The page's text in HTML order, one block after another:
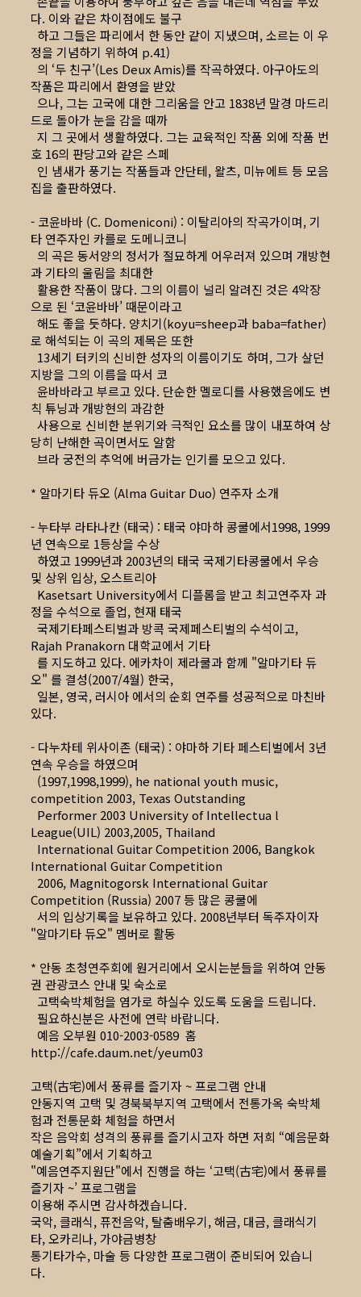
다. 이와 같은 차이점에도 불구
하고 그들은 파리에서 한 동안 같이 지냈으며, 소르는 이 우
정을 기념하기 위하여 p.41)
의 ‘두 친구’(Les Deux Amis)를 작곡하였다. 아구아도의
작품은 파리에서 환영을 받았
으나, 그는 고국에 대한 그리움을 안고 1838년 말경 마드리
드로 돌아가 눈을 감을 때까
지 그 곳에서 생활하였다. 그는 교육적인 작품 외에 작품 번
호 16의 판당고와 같은 스페
인 냄새가 풍기는 작품들과 안단테, 왈츠, 미뉴에트 등 모음
집을 출판하였다.
- 코윤바바 (C. Domeniconi) : 이탈리아의 작곡가이며, 기
타 연주자인 카를로 도메니코니
의 곡은 동서양의 정서가 절묘하게 어우러져 있으며 개방현
과 기타의 울림을 최대한
활용한 작품이 많다. 그의 이름이 널리 알려진 것은 4악장
으로 된 ‘코윤바바’ 때문이라고
해도 좋을 듯하다. 양치기(koyu=sheep과 baba=father)
로 해석되는 이 곡의 제목은 또한
13세기 터키의 신비한 성자의 이름이기도 하며, 그가 살던
지방을 그의 이름을 따서 코
윤바바라고 부르고 있다. 단순한 멜로디를 사용했음에도 변
칙 튜닝과 개방현의 과감한
사용으로 신비한 분위기와 극적인 요소를 많이 내포하여 상
당히 난해한 곡이면서도 알함
브라 궁전의 추억에 버금가는 인기를 모으고 있다.
* 알마기타 듀오 (Alma Guitar Duo) 연주자 소개
- 누타부 라타나칸 (태국) : 태국 야마하 콩쿨에서1998, 1999
년 연속으로 1등상을 수상
하였고 1999년과 2003년의 태국 국제기타콩쿨에서 우승
및 상위 입상, 오스트리아
Kasetsart University에서 디플롬을 받고 최고연주자 과
정을 수석으로 졸업, 현재 태국
국제기타페스티벌과 방콕 국제페스티벌의 수석이고,
Rajah Pranakorn 대학교에서 기타
를 지도하고 있다. 에카차이 제라쿨과 함께 "알마기타 듀
오" 를 결성(2007/4월) 한국,
일본, 영국, 러시아 에서의 순회 연주를 성공적으로 마친바
있다.
- 다누차테 위사이존 (태국) : 야마하 기타 페스티벌에서 3년
연속 우승을 하였으며
(1997,1998,1999), he national youth music,
competition 2003, Texas Outstanding
Performer 2003 University of Intellectua l
League(UIL) 2003,2005, Thailand
International Guitar Competition 2006, Bangkok
International Guitar Competition
2006, Magnitogorsk International Guitar
Competition (Russia) 2007 등 많은 콩쿨에
서의 입상기록을 보유하고 있다. 2008년부터 독주자이자
"알마기타 듀오" 멤버로 활동
* 안동 초청연주회에 원거리에서 오시는분들을 위하여 안동
권 관광코스 안내 및 숙소로
고택숙박체험을 염가로 하실수 있도록 도움을 드립니다.
필요하신분은 사전에 연락 바랍니다.
예음 오부원 010-2003-0589 홈
http://cafe.daum.net/yeum03
고택(古宅)에서 풍류를 즐기자 ~ 프로그램 안내
안동지역 고택 및 경북북부지역 고택에서 전통가옥 숙박체
험과 전통문화 체험을 하면서
작은 음악회 성격의 풍류를 즐기시고자 하면 저희 “예음문화
예술기획”에서 기획하고
"예음연주지원단"에서 진행을 하는 ‘고택(古宅)에서 풍류를
즐기자 ~’ 프로그램을
이용해 주시면 감사하겠습니다.
국악, 클래식, 퓨전음악, 탈춤배우기, 해금, 대금, 클래식기
타, 오카리나, 가야금병창
통기타가수, 마술 등 다양한 프로그램이 준비되어 있습니
다.